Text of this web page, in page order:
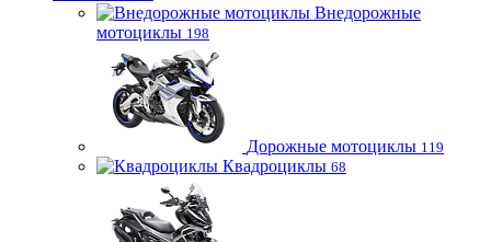
Внедорожные
мотоциклы 198
Дорожные мотоциклы 119
Квадроциклы 68